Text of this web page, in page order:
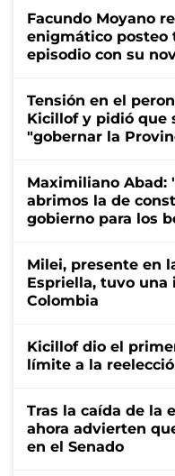
Facundo Moyano
enigmático posteo
episodio con su
Tensión en el
Kicillof y pidió que
"gobernar la
Maximiliano Abad:
abrimos la de
gobierno para los
Milei, presente en
Espriella, tuvo una
Colombia
Kicillof dio el
límite a la
Tras la caída de la
ahora advierten
en el Senado